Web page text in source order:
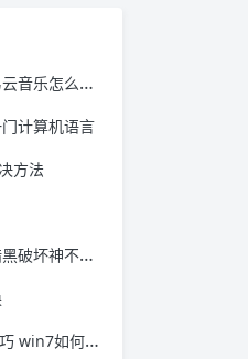
加入音乐人
计算机语言
方法
神不朽 苹果
低cpu使用率